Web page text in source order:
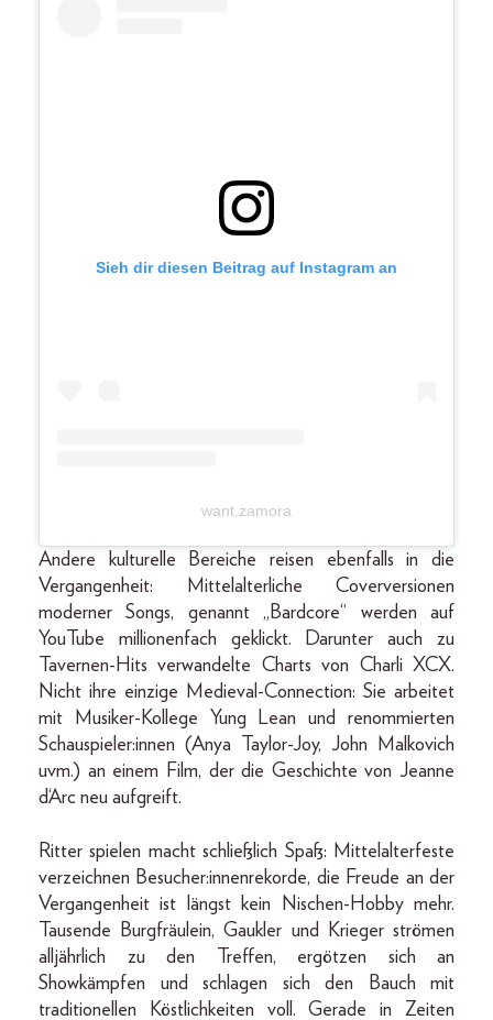
Sieh dir diesen Beitrag auf Instagram an
want.zamora
Andere kulturelle Bereiche
reisen ebenfalls in die
Vergangenheit: Mittelalterliche Coverversionen
moderner Songs, genannt „Bardcore“ werden auf
YouTube millionenfach geklickt. Darunter auch zu
Tavernen-Hits verwandelte Charts von Charli XCX.
Nicht ihre einzige Medieval-Connection: Sie arbeitet
mit Musiker-Kollege Yung Lean und renommierten
Schauspieler:innen (Anya Taylor-Joy, John Malkovich
uvm.) an einem Film, der die Geschichte von Jeanne
d‘Arc neu aufgreift.
Ritter spielen macht schließlich Spaß: Mittelalterfeste
verzeichnen Besucher:innenrekorde, die Freude an der
Vergangenheit ist längst kein Nischen-Hobby mehr.
Tausende Burgfräulein, Gaukler und Krieger strömen
alljährlich zu den Treffen, ergötzen sich an
Showkämpfen und schlagen sich den Bauch mit
traditionellen Köstlichkeiten voll. Gerade in Zeiten